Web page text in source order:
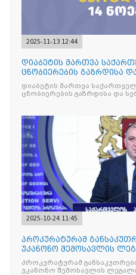
2025-11-13 12:44
დიაბეტის მართვა
ცნობიერების გაზრდისა
გაუმჯობესების მიზნით
დიაბეტის მართვა
ცნობიერების გაზრდისა და
2025-10-24 11:45
პროკურატურამ
უკანონო შემოსავლის
საქართველოს ყოფილ პ
პროკურატურამ
უკანონო შემოსავლის